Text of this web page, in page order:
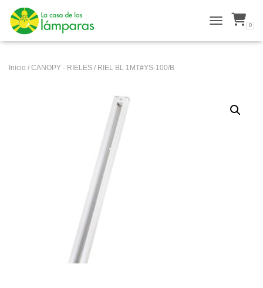
ALTERNAR
0
Inicio / CANOPY - RIELES / RIEL BL 1MT#YS-100/B